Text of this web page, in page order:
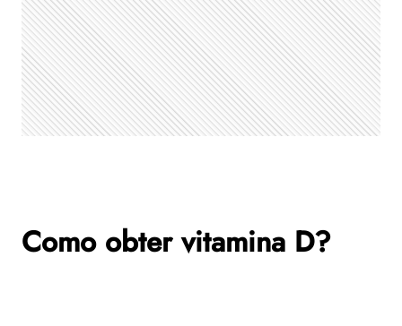
Como obter vitamina D?